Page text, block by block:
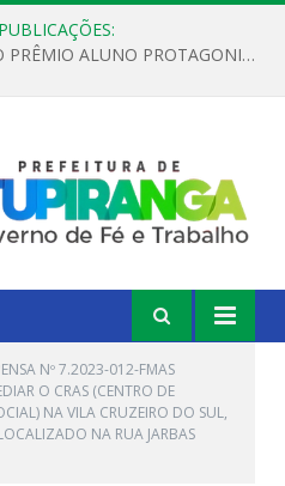
REGULAMENTO OFICIAL DO PRÊMIO ALUNO PROTAGONISTA – EDIÇÃO 2026
Nº 7.2023-012-FMAS
O CRAS (CENTRO DE
NA VILA CRUZEIRO DO SUL,
NA RUA JARBAS